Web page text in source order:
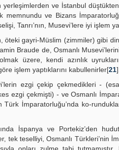
yerleşimlerden ve İstanbul
ve Bizans
Tanrı’nın, Musevi’lere iyi
öteki gayri-Müslim (zimmiler) gibi
Braude de, Osmanlı
üzere, kendi azınlık
işlem yaptıklarını kabullenirler[21].
ezgi çekip çekmedikleri -
ezgi çekmişti) - ve Osmanlı
İmparatorluğu’nda ko-
İspanya ve Portekiz’den
tek teselliyi, Osmanlı Türkleri’nin